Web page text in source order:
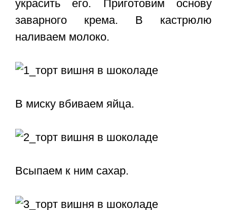
украсить его. Приготовим основу
заварного крема. В кастрюлю
наливаем молоко.
В миску вбиваем яйца.
Всыпаем к ним сахар.